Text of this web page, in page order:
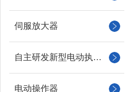
伺服放大器
自主研发新型电动执行机构
电动操作器